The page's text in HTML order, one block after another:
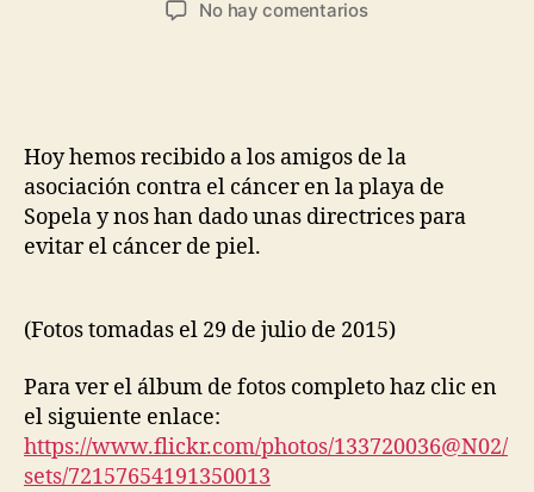
No hay comentarios
Hoy hemos recibido a los amigos de la
asociación contra el cáncer en la playa de
Sopela y nos han dado unas directrices para
evitar el cáncer de piel.
(Fotos tomadas el 29 de julio de 2015)
Para ver el álbum de fotos completo haz clic en
el siguiente enlace:
https://www.flickr.com/photos/133720036@N02/
sets/72157654191350013